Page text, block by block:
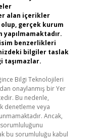
alan içerikler
gerçek kurum
yapılmamaktadır.
benzerlikleri
bilgiler taslak
taşımazlar.
Bilgi Teknolojileri
onaylanmış bir Yer
Bu nedenle,
denetleme veya
Ancak,
bu sorumluluğu kabul